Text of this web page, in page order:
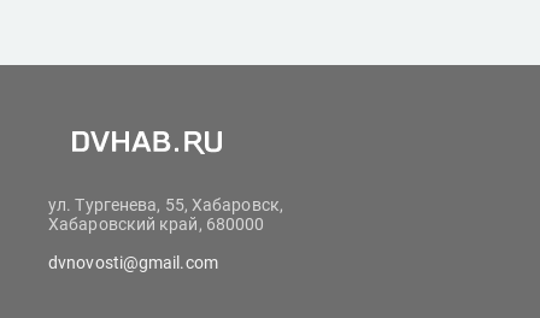
ул. Тургенева, 55, Хабаровск,
Хабаровский край, 680000
dvnovosti@gmail.com